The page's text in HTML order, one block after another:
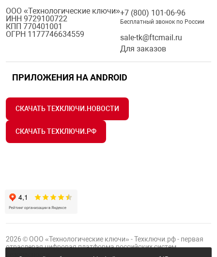
ООО «Технологические ключи»
ИНН 9729100722
КПП 770401001
ОГРН 1177746634559
+7 (800) 101-06-96
Бесплатный звонок по России
sale-tk@ftcmail.ru
Для заказов
ПРИЛОЖЕНИЯ НА ANDROID
СКАЧАТЬ ТЕХКЛЮЧИ.НОВОСТИ
СКАЧАТЬ ТЕХКЛЮЧИ.РФ
2026 © ООО «Технологические ключи» - Техключи.рф - первая
отраслевая цифровая платформа российских систем